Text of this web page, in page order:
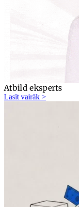
Atbild eksperts
Lasīt vairāk >